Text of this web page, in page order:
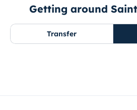
Getting around
Transfer